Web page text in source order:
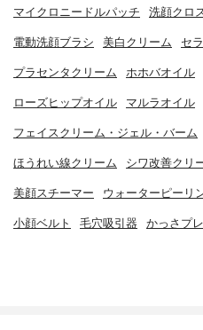
マイクロニードルパッチ 洗顔クロ
電動洗顔ブラシ 美白クリーム セ
プラセンタクリーム ホホバオイル
ローズヒップオイル マルラオイル
フェイスクリーム・ジェル・バーム
ほうれい線クリーム シワ改善クリ
美顔スチーマー ウォーターピーリ
小顔ベルト 毛穴吸引器 かっさプ